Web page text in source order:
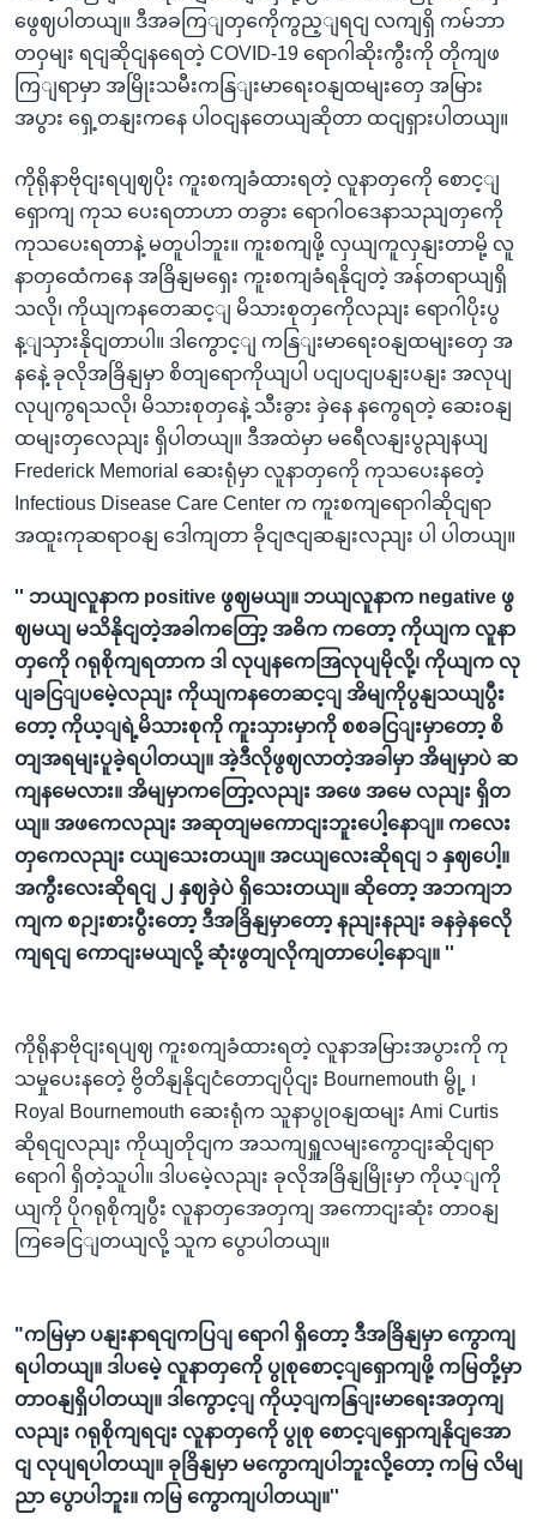
ဖွေဈပါတယျ။ ဒီအခကြျတှကေိုကွည့ျရငျ လကျရှိ ကမ်ဘာ
တဝှမျး ရငျဆိုငျနရေတဲ့ COVID-19 ရောဂါဆိုးကွီးကို တိုကျဖ
ကြျရာမှာ အမြိုးသမီးကနြျးမာရေးဝနျထမျးတှေ အမြား
အပွား ရှေ့တနျးကနေ ပါဝငျနတေယျဆိုတာ ထငျရှားပါတယျ။
ကိုရိုနာဗိုငျးရပျဈပိုး ကူးစကျခံထားရတဲ့ လူနာတှကေို စောင့ျ
ရှောကျ ကုသ ပေးရတာဟာ တခွား ရောဂါဝဒေနာသညျတှကေို
ကုသပေးရတာနဲ့ မတူပါဘူး။ ကူးစကျဖို့ လှယျကူလှနျးတာမို့ လူ
နာတှထေံကနေ အခြိနျမရှေး ကူးစကျခံရနိုငျတဲ့ အန်တရာယျရှိ
သလို၊ ကိုယျကနတေဆင့ျ မိသားစုတှကေိုလညျး ရောဂါပိုးပွ
န့ျသှားနိုငျတာပါ။ ဒါကွောင့ျ ကနြျးမာရေးဝနျထမျးတှေ အ
နနေဲ့ ခုလိုအခြိနျမှာ စိတျရောကိုယျပါ ပငျပငျပနျးပနျး အလုပျ
လုပျကွရသလို၊ မိသားစုတှနေဲ့ သီးခွား ခှဲနေ နကွေရတဲ့ ဆေးဝနျ
ထမျးတှလေညျး ရှိပါတယျ။ ဒီအထဲမှာ မရေီလနျးပွညျနယျ
Frederick Memorial ဆေးရုံမှာ လူနာတှကေို ကုသပေးနတေဲ့
Infectious Disease Care Center က ကူးစကျရောဂါဆိုငျရာ
အထူးကုဆရာဝနျ ဒေါကျတာ ခိုငျဇငျဆနျးလညျး ပါ ပါတယျ။
'' ဘယျလူနာက positive ဖွဈမယျ။ ဘယျလူနာက negative ဖွ
ဈမယျ မသိနိုငျတဲ့အခါကတြော့ အဓိက ကတော့ ကိုယျက လူနာ
တှကေို ဂရုစိုကျရတာက ဒါ လုပျနကေအြလုပျမိုလို့၊ ကိုယျက လု
ပျခငြျပမေဲ့လညျး ကိုယျကနတေဆင့ျ အိမျကိုပွနျသယျပွီး
တော့ ကိုယ့ျရဲ့မိသားစုကို ကူးသှားမှာကို စစခငြျးမှာတော့ စိ
တျအရမျးပူခဲ့ရပါတယျ။ အဲ့ဒီလိုဖွဈလာတဲ့အခါမှာ အိမျမှာပဲ ဆ
ကျနမေလား။ အိမျမှာကတြော့လညျး အဖေ အမေ လညျး ရှိတ
ယျ။ အဖကေလညျး အဆုတျမကောငျးဘူးပေါ့နောျ။ ကလေး
တှကေလညျး ငယျသေးတယျ။ အငယျလေးဆိုရငျ ၁ နှဈပေါ့။
အကွီးလေးဆိုရငျ ၂ နှဈခှဲပဲ ရှိသေးတယျ။ ဆိုတော့ အဘကျဘ
ကျက စဉျးစားပွီးတော့ ဒီအခြိနျမှာတော့ နညျးနညျး ခနခှဲနလေို
ကျရငျ ကောငျးမယျလို့ ဆုံးဖွတျလိုကျတာပေါ့နောျ။ ''
ကိုရိုနာဗိုငျးရပျဈ ကူးစကျခံထားရတဲ့ လူနာအမြားအပွားကို ကု
သမှုပေးနတေဲ့ ဗွိတိနျနိုငျငံတောငျပိုငျး Bournemouth မွို့ ၊
Royal Bournemouth ဆေးရုံက သူနာပွုဝနျထမျး Ami Curtis
ဆိုရငျလညျး ကိုယျတိုငျက အသကျရှူလမျးကွောငျးဆိုငျရာ
ရောဂါ ရှိတဲ့သူပါ။ ဒါပမေဲ့လညျး ခုလိုအခြိနျမြိုးမှာ ကိုယ့ျကို
ယျကို ပိုဂရုစိုကျပွီး လူနာတှအေတှကျ အကောငျးဆုံး တာဝနျ
ကြခေငြျတယျလို့ သူက ပွောပါတယျ။
"ကမြမှာ ပနျးနာရငျကပြျ ရောဂါ ရှိတော့ ဒီအခြိနျမှာ ကွောကျ
ရပါတယျ။ ဒါပမေဲ့ လူနာတှကေို ပွုစုစောင့ျရှောကျဖို့ ကမြတို့မှာ
တာဝနျရှိပါတယျ။ ဒါကွောင့ျ ကိုယ့ျကနြျးမာရေးအတှကျ
လညျး ဂရုစိုကျရငျး လူနာတှကေို ပွုစု စောင့ျရှောကျနိုငျအော
ငျ လုပျရပါတယျ။ ခုခြိနျမှာ မကွောကျပါဘူးလို့တော့ ကမြ လိမျ
ညာ ပွောပါဘူး။ ကမြ ကွောကျပါတယျ။''